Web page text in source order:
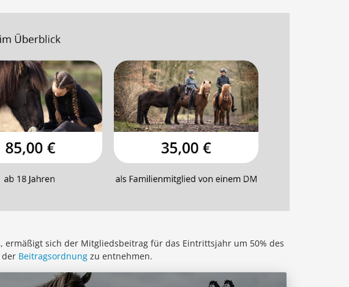
ermäßigt sich der Mitgliedsbeitrag für das Eintrittsjahr um 50% des
der Beitragsordnungzu entnehmen.